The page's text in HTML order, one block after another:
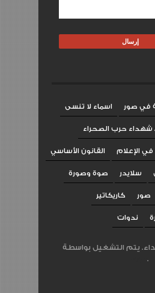
في صور اسماء لا تنسى
شهداء حرب الصحراء
الإعلام القانون الأساسي
سلايدر صوة وصورة
صور كاريكاتير
ندوات
يتم التشغيل بواسطة
Blogger.